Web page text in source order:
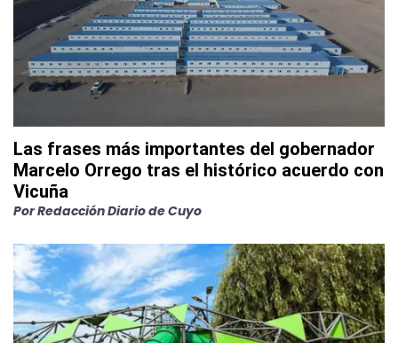
Las frases más importantes del gobernador
Marcelo Orrego tras el histórico acuerdo con
Vicuña
PorRedacción Diario de Cuyo